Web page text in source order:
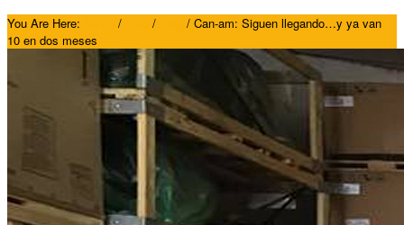
You Are Here: / / / Can-am: Siguen llegando…y ya van
10 en dos meses